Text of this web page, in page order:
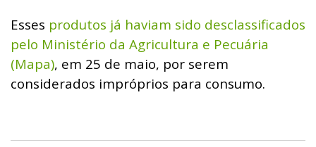
Esses produtos já haviam sido desclassificados
pelo Ministério da Agricultura e Pecuária
(Mapa), em 25 de maio, por serem
considerados impróprios para consumo.